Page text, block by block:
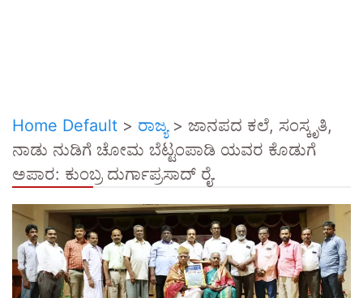
Home Default > ರಾಜ್ಯ> ಜಾನಪದ ಕಲೆ, ಸಂಸ್ಕೃತಿ,
ನಾಡು ನುಡಿಗೆ ಚೋಮ ಬೆಟ್ಟಂಪಾಡಿ ಯವರ ಕೊಡುಗೆ
ಅಪಾರ: ಕುಂಬ್ರ ದುರ್ಗಾಪ್ರಸಾದ್ ರೈ.